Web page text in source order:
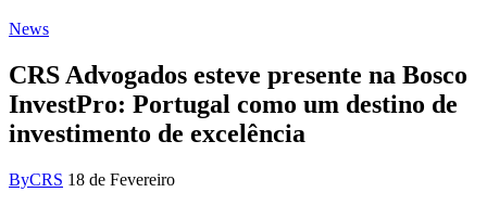
News
CRS Advogados esteve presente na Bosco
InvestPro: Portugal como um destino de
investimento de excelência
ByCRS 18 de Fevereiro